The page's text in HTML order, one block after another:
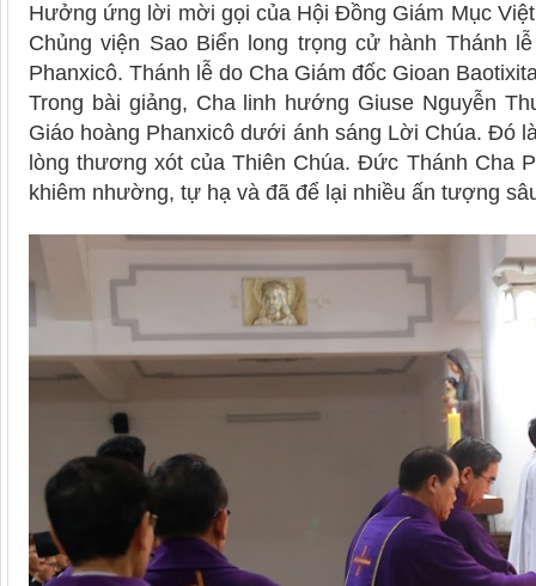
Hưởng ứng lời mời gọi của Hội Đồng Giám Mục
Chủng viện Sao Biển long trọng cử hành Thánh
Phanxicô. Thánh lễ do Cha Giám đốc Gioan
Trong bài giảng, Cha linh hướng Giuse Nguyễn
Giáo hoàng Phanxicô dưới ánh sáng Lời Chúa. Đó
lòng thương xót của Thiên Chúa. Đức Thánh Cha
khiêm nhường, tự hạ và đã để lại nhiều ấn tượng